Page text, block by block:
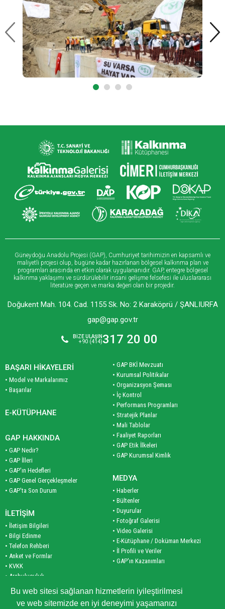
Bu web sitesi sağlanan hizmetlerin iyileştirilmesi
ve web sitemizde en iyi deneyimi yaşamanızı
Güneydoğu Anadolu Projesi (GAP), Cumhuriyet tarihimizin en kapsamlı ve
maliyetli projesi olup, bugüne kadar hazırlanan bölgesel kalkınma plan ve
programları arasında en etkin olarak uygulananıdır. GAP, entegre bölgesel
kalkınma yaklaşımı ve sürdürülebilir insani gelişme felsefesi ile uluslararası
literatüre geçen ve marka değeri olan bir projedir.
Doğukent Mah. 104. Cad. 1155 Sk. No: 2 Karaköprü / ŞANLIURFA
gap@gap.gov.tr
BİZE ULAŞIN
+90 (414)317 20 00
BAŞARI HİKAYELERİ
• Model ve Markalarımız
• Başarılar
E-KÜTÜPHANE
GAP HAKKINDA
• GAP Nedir?
• GAP İlleri
• GAP'ın Hedefleri
• GAP Genel Gerçekleşmeler
• GAP'ta Son Durum
İLETİŞİM
• İletişim Bilgileri
• Bilgi Edinme
• Telefon Rehberi
• Anket ve Formlar
• KVKK
• Arabuluculuk
• Site Haritası
• GAP BKİ Mevzuatı
• Kurumsal Politikalar
• Organizasyon Şeması
• İç Kontrol
• Performans Programları
• Stratejik Planlar
• Mali Tablolar
• Faaliyet Raporları
• GAP Etik İlkeleri
• GAP Kurumsal Kimlik
MEDYA
• Haberler
• Bültenler
• Duyurular
• Fotoğraf Galerisi
• Video Galerisi
• E-Kütüphane / Doküman Merkezi
• İl Profili ve Veriler
• GAP'ın Kazanımları
• Planlar
• Programlar